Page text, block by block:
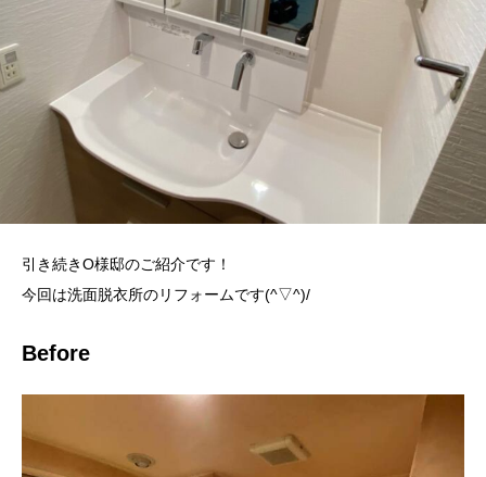
引き続きO様邸のご紹介です！
今回は洗面脱衣所のリフォームです(^▽^)/
Before